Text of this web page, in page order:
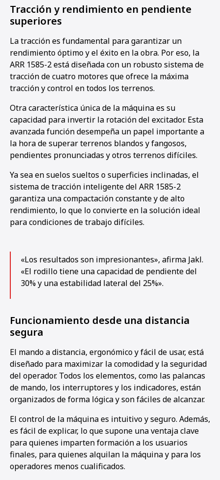
Tracción y rendimiento en pendiente
superiores
La tracción es fundamental para garantizar un
rendimiento óptimo y el éxito en la obra. Por eso, la
ARR 1585-2 está diseñada con un robusto sistema de
tracción de cuatro motores que ofrece la máxima
tracción y control en todos los terrenos.
Otra característica única de la máquina es su
capacidad para invertir la rotación del excitador. Esta
avanzada función desempeña un papel importante a
la hora de superar terrenos blandos y fangosos,
pendientes pronunciadas y otros terrenos difíciles.
Ya sea en suelos sueltos o superficies inclinadas, el
sistema de tracción inteligente del ARR 1585-2
garantiza una compactación constante y de alto
rendimiento, lo que lo convierte en la solución ideal
para condiciones de trabajo difíciles.
«Los resultados son impresionantes», afirma Jakl.
«El rodillo tiene una capacidad de pendiente del
30% y una estabilidad lateral del 25%».
Funcionamiento desde una distancia
segura
El mando a distancia, ergonómico y fácil de usar, está
diseñado para maximizar la comodidad y la seguridad
del operador. Todos los elementos, como las palancas
de mando, los interruptores y los indicadores, están
organizados de forma lógica y son fáciles de alcanzar.
El control de la máquina es intuitivo y seguro. Además,
es fácil de explicar, lo que supone una ventaja clave
para quienes imparten formación a los usuarios
finales, para quienes alquilan la máquina y para los
operadores menos cualificados.